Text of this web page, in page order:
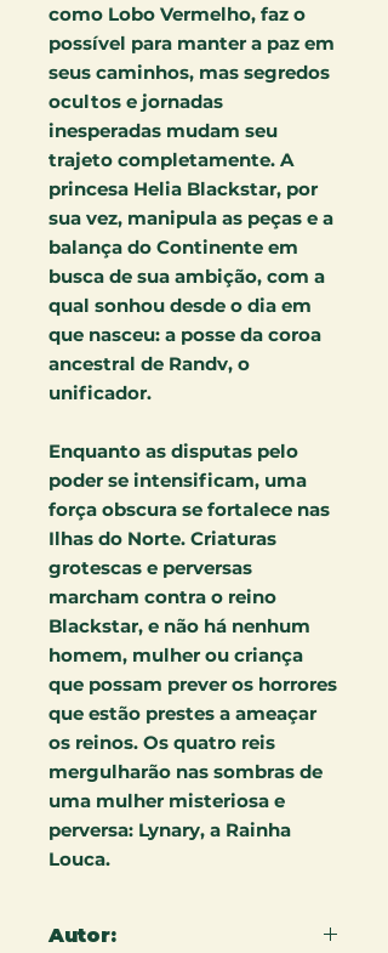
como Lobo Vermelho, faz o
possível para manter a paz em
seus caminhos, mas segredos
ocultos e jornadas
inesperadas mudam seu
trajeto completamente. A
princesa Helia Blackstar, por
sua vez, manipula as peças e a
balança do Continente em
busca de sua ambição, com a
qual sonhou desde o dia em
que nasceu: a posse da coroa
ancestral de Randv, o
unificador.
Enquanto as disputas pelo
poder se intensificam, uma
força obscura se fortalece nas
Ilhas do Norte. Criaturas
grotescas e perversas
marcham contra o reino
Blackstar, e não há nenhum
homem, mulher ou criança
que possam prever os horrores
que estão prestes a ameaçar
os reinos. Os quatro reis
mergulharão nas sombras de
uma mulher misteriosa e
perversa: Lynary, a Rainha
Louca.
Autor: